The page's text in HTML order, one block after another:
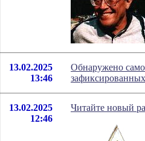
13.02.2025
13:46
Обнаружено
13.02.2025
12:46
Читайте новый